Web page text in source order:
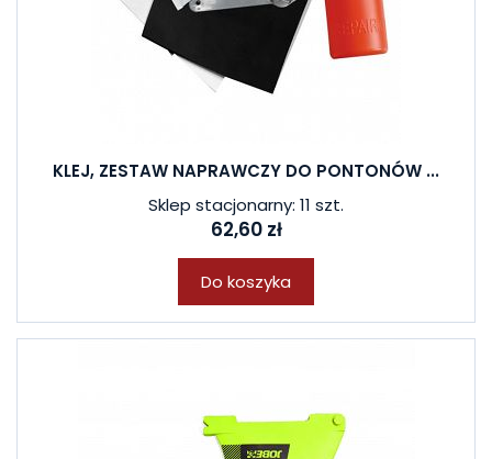
KLEJ, ZESTAW NAPRAWCZY DO PONTONÓW ...
Sklep stacjonarny: 11 szt.
62,60 zł
Do koszyka